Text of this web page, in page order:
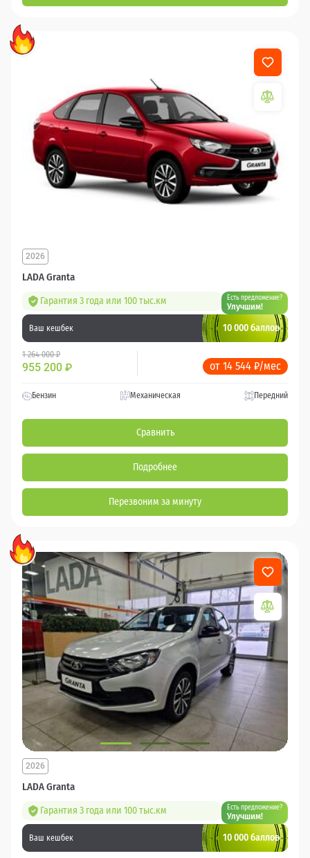
LADA Granta
2026
Гарантия 3 года или 100 тыс.км Есть предложение?
Улучшим!
Ваш кешбек 10 000 баллов
1 264 000 ₽
955 200 ₽ от 14 544 ₽/мес
Бензин Механическая Передний
Сравнить
Подробнее
Перезвоним за минуту
LADA Granta
2026
Гарантия 3 года или 100 тыс.км Есть предложение?
Улучшим!
Ваш кешбек 10 000 баллов